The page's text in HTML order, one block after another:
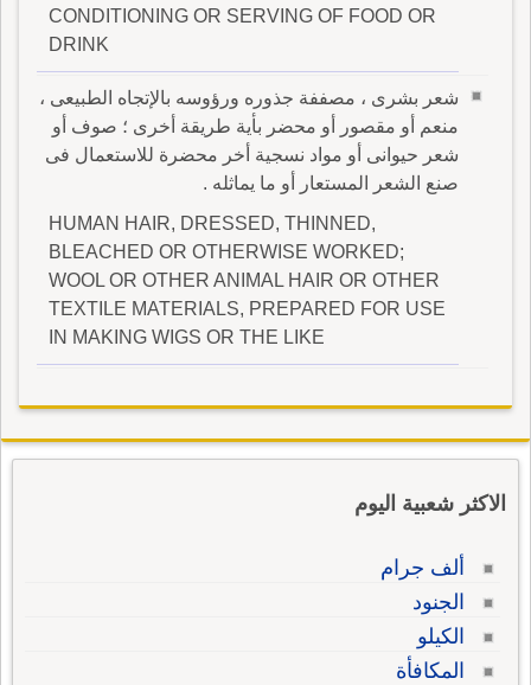
CONDITIONING OR SERVING OF FOOD OR
DRINK
شعر بشرى ، مصففة جذوره ورؤوسه بالإتجاه الطبيعى ،
منعم أو مقصور أو محضر بأية طريقة أخرى ؛ صوف أو
شعر حيوانى أو مواد نسجية أخر محضرة للاستعمال فى
صنع الشعر المستعار أو ما يماثله .
HUMAN HAIR, DRESSED, THINNED,
BLEACHED OR OTHERWISE WORKED;
WOOL OR OTHER ANIMAL HAIR OR OTHER
TEXTILE MATERIALS, PREPARED FOR USE
IN MAKING WIGS OR THE LIKE
الاكثر شعبية اليوم
ألف جرام
الجنود
الكيلو
المكافأة